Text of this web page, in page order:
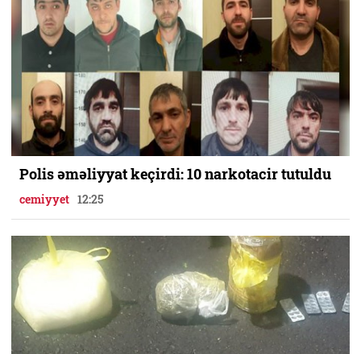
Polis əməliyyat keçirdi: 10 narkotacir tutuldu
cemiyyet 12:25